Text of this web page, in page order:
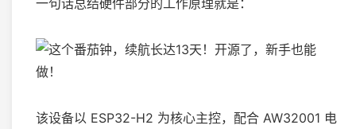
一句话总结硬件部分的工作原理就是：
该设备以 ESP32-H2 为核心主控，配合 AW32001 电